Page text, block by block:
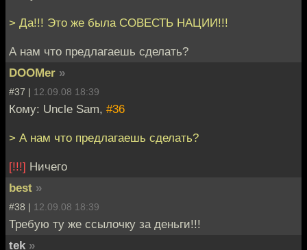
> Да!!! Это же была СОВЕСТЬ НАЦИИ!!!
А нам что предлагаешь сделать?
DOOMer »
#37 | 12.09.08 18:39
Кому: Uncle Sam, #36
> А нам что предлагаешь сделать?
[!!!] Ничего
best »
#38 | 12.09.08 18:39
Требую ту же ссылочку за деньги!!!
tek »